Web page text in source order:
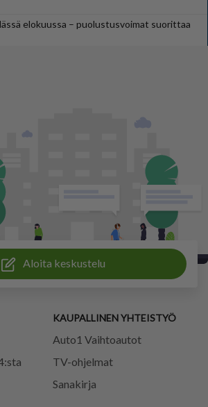
elokuussa – puolustusvoimat suorittaa
Aloita keskustelu
KAUPALLINEN YHTEISTYÖ
Auto1 Vaihtoautot
TV-ohjelmat
Sanakirja